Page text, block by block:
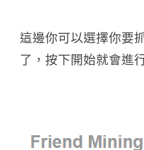
這邊你可以選擇你要
了，按下開始就會進